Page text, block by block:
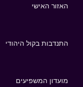
האזור האישי
התנדבות בקול היהודי
מועדון המשפיעים